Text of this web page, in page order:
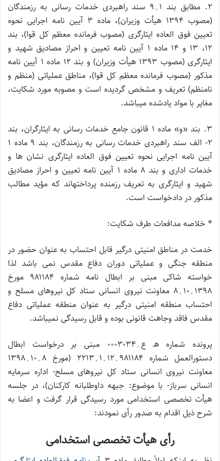
۲. مطابق بند ۱؍۹ سند راهبردی خدمات رسانی به رزمندگان
(مصوب ۱۳۹۴ هیأت وزیران)، ماده ۳ آیین نامه اجرایی نحوه
تعیین فوق العاده ایثارگری (مصوب فرمانده معظم کل قوا)، بند
۱۲، ۱۳ و ۱۴ ماده ۱ آیین نامه تعیین و احراز مصادیق شهید و
ایثارگری (مصوب ۱۳۹۳ هیأت وزیران) و بند ۱۲ ماده ۱ آیین نامه
مذکور (مصوب فرمانده معظم کل قوا)، مناطق عملیاتی (منظم و
نامنظم) تعریف و مشخص گردیده است و مصوبه مورد شکایت،
مغایر با مواد یادشده می­باشد.
۳. بند «و» ماده ۱ قانون جامع خدمات رسانی به ایثارگران، بند
۲- الف سند راهبردی خدمات رسانی به رزمندگان، بند ۹ ماده ۱
آیین نامه اجرایی نحوه تعیین فوق العاده ایثارگری نشان ها و
خدمات اداری و بند ۸ ماده ۱ آیین نامه تعیین و احراز مصادیق
شهید و ایثارگری به تعریف رزمنده پرداخته­اند که مؤید مطالب
مذکور در دادخواست است.
* خلاصه مدافعات طرف شکایت:
خدمت در مناطق امنیتی درگیر قابل احتساب به عنوان حضور در
منطقه جنگی و عملیاتی دوران دفاع مقدس نمی باشد لذا
خواسته شاکی مبنی بر ابطال نامه شماره ۹۸۱۱۸۴ مورخ
۱۳۹۸؍۱۰؍۸ معاونت نیروی انسانی ستاد کل نیروهای مسلح و
احتساب منطقه امنیتی درگیر به عنوان منطقه عملیاتی دفاع
مقدس فاقد وجاهت قانونی بوده و قابل رسیدگی نمیباشد.
پرونده شماره هـ ع؍۰۰۰۳۰۳۴ مبنی بر درخواست ابطال
دستورالعمل شماره ۹۸۱۱۸۴؍۱۲؍۱؍۲۲۱۳ (مورخ ۸؍۱۰؍۱۳۹۸
معاونت نیروی انسانی ستاد کل نیروهای مسلح- اداره سرمایه
انسانی سرباز- با موضوع: جبهه داوطلبانه کارکنان)، در جلسه
هیأت تخصصی استخدامی مورد رسیدگی قرار گرفت و اعضا به
شرح ذیل اقدام به صدور رأی نمودند:
رأی هیأت تخصصی استخدامی